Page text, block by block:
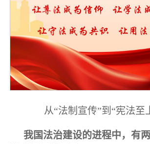
从“法制宣传”到“宪法至
我国法治建设的进程中，有